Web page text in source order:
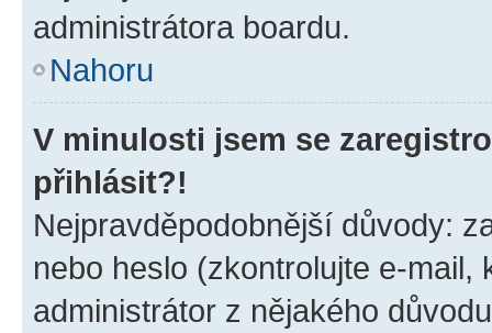
administrátora boardu.
Nahoru
V minulosti jsem se
přihlásit?!
Nejpravděpodobnější důvody:
nebo heslo (zkontrolujte e-
administrátor z nějakého